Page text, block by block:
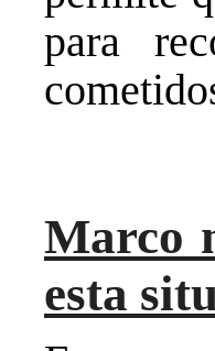
para
Marco
esta